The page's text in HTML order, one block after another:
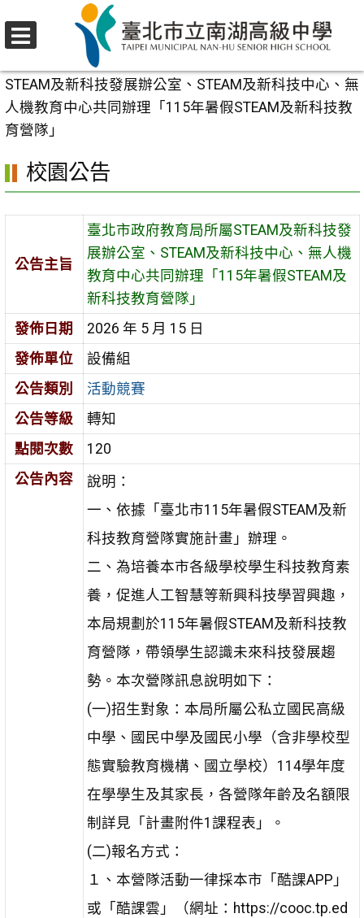
至
要
內
容
校園公告
STEAM及新科技發展辦公室、STEAM及新科技中心、無
人機教育中心共同辦理「115年暑假STEAM及新科技教
育營隊」
校園公告
公告主旨
臺北市政府教育局所屬STEAM及新科技發
展辦公室、STEAM及新科技中心、無人機
教育中心共同辦理「115年暑假STEAM及
新科技教育營隊」
發佈日期
2026 年 5 月 15 日
發佈單位
設備組
公告類別
活動競賽
公告等級
轉知
點閱次數
120
公告內容
說明：
一、依據「臺北市115年暑假STEAM及新
科技教育營隊實施計畫」辦理。
二、為培養本市各級學校學生科技教育素
養，促進人工智慧等新興科技學習興趣，
本局規劃於115年暑假STEAM及新科技教
育營隊，帶領學生認識未來科技發展趨
勢。本次營隊訊息說明如下：
(一)招生對象：本局所屬公私立國民高級
中學、國民中學及國民小學（含非學校型
態實驗教育機構、國立學校）114學年度
在學學生及其家長，各營隊年齡及名額限
制詳見「計畫附件1課程表」。
(二)報名方式：
１、本營隊活動一律採本市「酷課APP」
或「酷課雲」（網址：https://cooc.tp.ed
選
單